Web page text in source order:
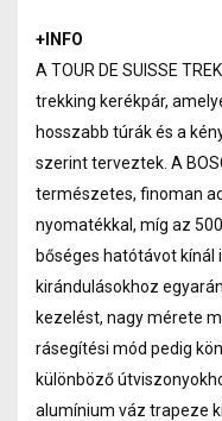
+INFO
A TOUR DE SUISSE
trekking kerékpár,
hosszabb túrák és a
szerint terveztek. A
természetes, finoman
nyomatékkal, míg az
bőséges hatótávot kínál
kirándulásokhoz
kezelést, nagy mérete
rásegítési mód pedig
különböző
alumínium váz trapeze